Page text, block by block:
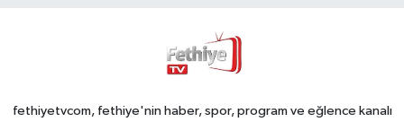
fethiyetvcom, fethiye'nin haber, spor, program ve eğlence kanalı